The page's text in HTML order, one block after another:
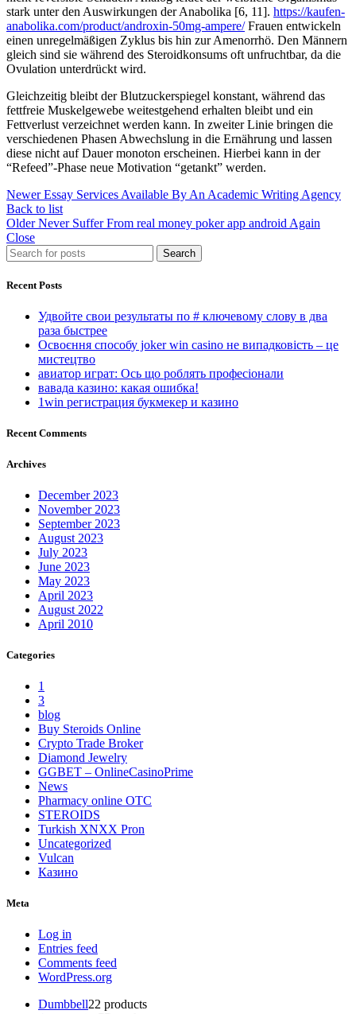
stark unter den Auswirkungen der Anabolika [6, 11]. https://kaufen-
anabolika.com/product/androxin-50mg-ampere/Frauen entwickeln
einen unregelmäßigen Zyklus bis hin zur Amenorrhö. Den Männern
gleich sind sie während des Steroidkonsums oft unfruchtbar, da die
Ovulation unterdrückt wird.
Gleichzeitig bleibt der Blutzuckerspiegel konstant, während das
fettfreie Muskelgewebe weitestgehend erhalten bleibt und ein
Fettverlust verzeichnet werden kann. In zweiter Linie bringen die
verschiedenen Phasen Abwechslung in die Ernährung und lassen
diese nicht auf Dauer monoton erscheinen. Hierbei kann in der
“Refeed”-Phase neue Motivation “getankt” werden.
Newer Essay Services Available By An Academic Writing Agency
Back to list
Older Never Suffer From real money poker app android Again
Close
Search
Recent Posts
Удвойте свои результаты по # ключевому слову в два
раза быстрее
Освоєння способу joker win casino не випадковість – це
мистецтво
авиатор играт: Ось що роблять професіонали
вавада казино: какая ошибка!
1win регистрация букмекер и казино
Recent Comments
Archives
December 2023
November 2023
September 2023
August 2023
July 2023
June 2023
May 2023
April 2023
August 2022
April 2010
Categories
1
3
blog
Buy Steroids Online
Crypto Trade Broker
Diamond Jewelry
GGBET – OnlineCasinoPrime
News
Pharmacy online OTC
STEROIDS
Turkish XNXX Pron
Uncategorized
Vulcan
Казино
Meta
Log in
Entries feed
Comments feed
WordPress.org
Dumbbell22 products